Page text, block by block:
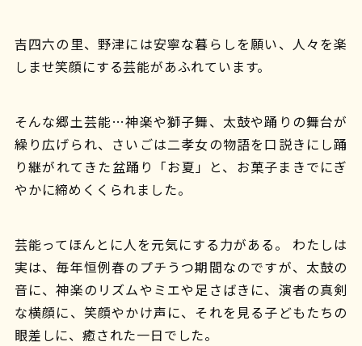
吉四六の里、野津には安寧な暮らしを願い、人々を楽
しませ笑顔にする芸能があふれています。
そんな郷土芸能…神楽や獅子舞、太鼓や踊りの舞台が
繰り広げられ、さいごは二孝女の物語を口説きにし踊
り継がれてきた盆踊り「お夏」と、お菓子まきでにぎ
やかに締めくくられました。
芸能ってほんとに人を元気にする力がある。 わたしは
実は、毎年恒例春のプチうつ期間なのですが、太鼓の
音に、神楽のリズムやミエや足さばきに、演者の真剣
な横顔に、笑顔やかけ声に、それを見る子どもたちの
眼差しに、癒された一日でした。